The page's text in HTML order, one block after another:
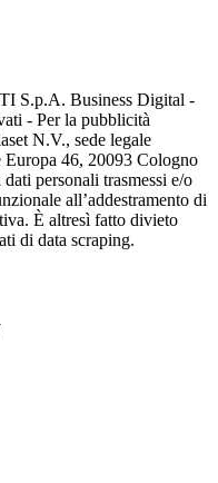
S.p.A. Business Digital -
- Per la pubblicità
N.V., sede legale
46, 20093 Cologno
personali trasmessi e/o
all’addestramento di
È altresì fatto divieto
di data scraping.